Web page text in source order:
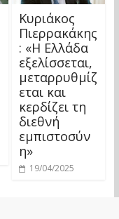
Κυριάκος
Πιερρακάκης
: «Η Ελλάδα
εξελίσσεται,
μεταρρυθμίζ
εται και
κερδίζει τη
διεθνή
εμπιστοσύν
η»
19/04/2025